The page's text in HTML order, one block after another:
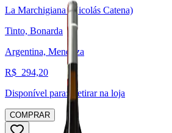
La Marchigiana (Nicolás Catena)
Tinto, Bonarda
Argentina, Mendoza
R$ 294,20
Disponível para:
Retirar na loja
COMPRAR